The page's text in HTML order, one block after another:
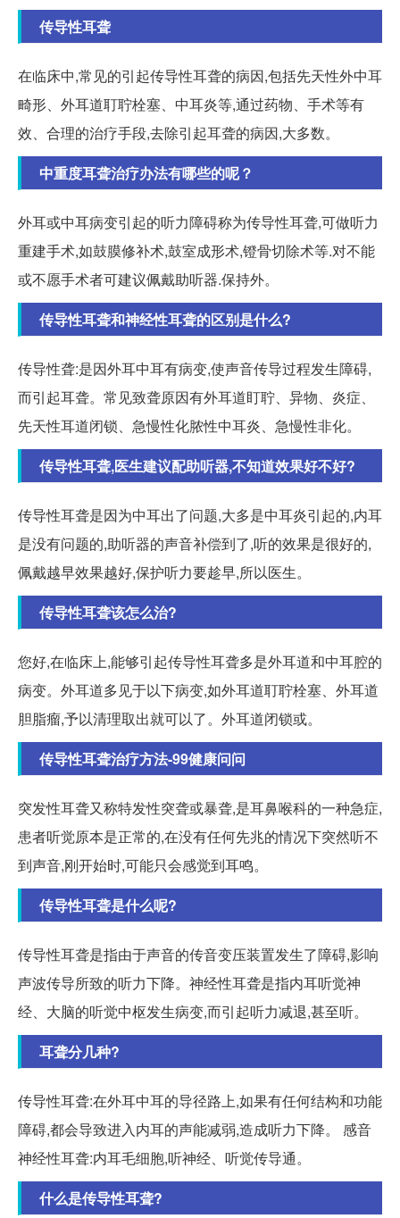
传导性耳聋
在临床中,常见的引起传导性耳聋的病因,包括先天性外中耳
畸形、外耳道耵聍栓塞、中耳炎等,通过药物、手术等有
效、合理的治疗手段,去除引起耳聋的病因,大多数。
中重度耳聋治疗办法有哪些的呢？
外耳或中耳病变引起的听力障碍称为传导性耳聋,可做听力
重建手术,如鼓膜修补术,鼓室成形术,镫骨切除术等.对不能
或不愿手术者可建议佩戴助听器.保持外。
传导性耳聋和神经性耳聋的区别是什么?
传导性聋:是因外耳中耳有病变,使声音传导过程发生障碍,
而引起耳聋。常见致聋原因有外耳道盯聍、异物、炎症、
先天性耳道闭锁、急慢性化脓性中耳炎、急慢性非化。
传导性耳聋,医生建议配助听器,不知道效果好不好?
传导性耳聋是因为中耳出了问题,大多是中耳炎引起的,内耳
是没有问题的,助听器的声音补偿到了,听的效果是很好的,
佩戴越早效果越好,保护听力要趁早,所以医生。
传导性耳聋该怎么治?
您好,在临床上,能够引起传导性耳聋多是外耳道和中耳腔的
病变。外耳道多见于以下病变,如外耳道耵聍栓塞、外耳道
胆脂瘤,予以清理取出就可以了。外耳道闭锁或。
传导性耳聋治疗方法-99健康问问
突发性耳聋又称特发性突聋或暴聋,是耳鼻喉科的一种急症,
患者听觉原本是正常的,在没有任何先兆的情况下突然听不
到声音,刚开始时,可能只会感觉到耳鸣。
传导性耳聋是什么呢?
传导性耳聋是指由于声音的传音变压装置发生了障碍,影响
声波传导所致的听力下降。神经性耳聋是指内耳听觉神
经、大脑的听觉中枢发生病变,而引起听力减退,甚至听。
耳聋分几种?
传导性耳聋:在外耳中耳的导径路上,如果有任何结构和功能
障碍,都会导致进入内耳的声能减弱,造成听力下降。 感音
神经性耳聋:内耳毛细胞,听神经、听觉传导通。
什么是传导性耳聋?